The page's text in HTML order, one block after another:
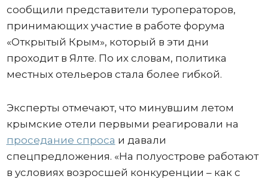
сообщили представители туроператоров,
принимающих участие в работе форума
«Открытый Крым», который в эти дни
проходит в Ялте. По их словам, политика
местных отельеров стала более гибкой.
Эксперты отмечают, что минувшим летом
крымские отели первыми реагировали на
проседание спроса и давали
спецпредложения. «На полуострове работают
в условиях возросшей конкуренции – как с